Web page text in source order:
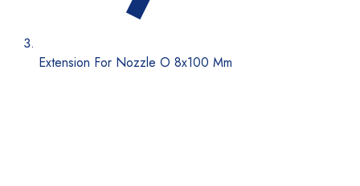
Extension For Nozzle O 8x100 Mm